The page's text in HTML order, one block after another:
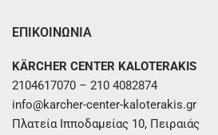
ΕΠΙΚΟΙΝΩΝΙΑ
KÄRCHER CENTER KALOTERAKIS
2104617070 – 210 4082874
info@karcher-center-kaloterakis.gr
Πλατεία Ιπποδαμείας 10, Πειραιάς